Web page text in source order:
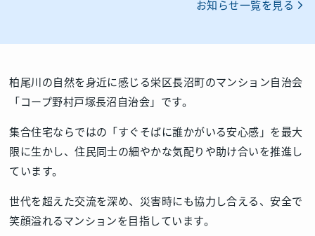
お知らせ一覧を見る
柏尾川の自然を身近に感じる栄区長沼町のマンション自治会
「コープ野村戸塚長沼自治会」です。
集合住宅ならではの「すぐそばに誰かがいる安心感」を最大
限に生かし、住民同士の細やかな気配りや助け合いを推進し
ています。
世代を超えた交流を深め、災害時にも協力し合える、安全で
笑顔溢れるマンションを目指しています。